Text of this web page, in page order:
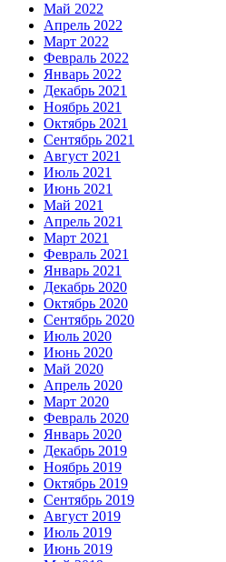
Май 2022
Апрель 2022
Март 2022
Февраль 2022
Январь 2022
Декабрь 2021
Ноябрь 2021
Октябрь 2021
Сентябрь 2021
Август 2021
Июль 2021
Июнь 2021
Май 2021
Апрель 2021
Март 2021
Февраль 2021
Январь 2021
Декабрь 2020
Октябрь 2020
Сентябрь 2020
Июль 2020
Июнь 2020
Май 2020
Апрель 2020
Март 2020
Февраль 2020
Январь 2020
Декабрь 2019
Ноябрь 2019
Октябрь 2019
Сентябрь 2019
Август 2019
Июль 2019
Июнь 2019